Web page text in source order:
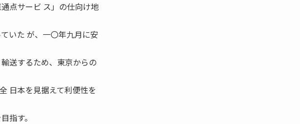
点サービ ス」の仕向け地
いた が、一〇年九月に安
送するため、東京からの
日本を見据えて利便性を
指す。